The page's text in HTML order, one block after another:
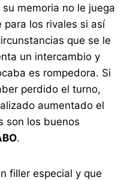
memoria no le juega
para los rivales si así
que se le
un intercambio y
es rompedora. Si
perdido el turno,
aumentado el
son los buenos
.
filler especial y que